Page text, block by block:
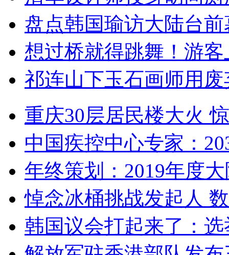
盘点韩国瑜访大陆台
想过桥就得跳舞！游客
祁连山下玉石画师用
重庆30层居民楼大火
中国疾控中心专家：
年终策划：2019年度
悼念冰桶挑战发起人
韩国议会打起来了：